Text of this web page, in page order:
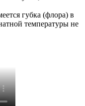
губка (флора) в
температуры не